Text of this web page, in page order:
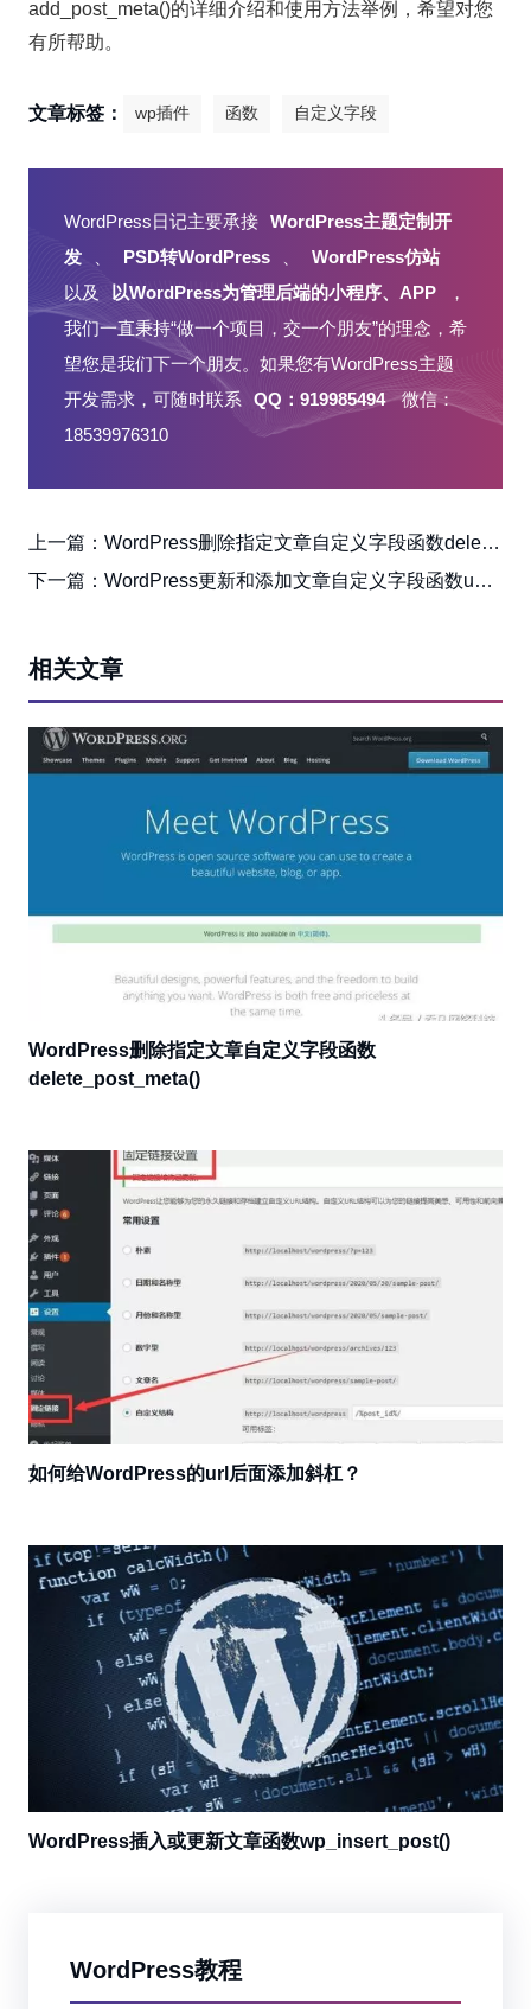
add_post_meta()的详细介绍和使用方法举例，希望对您
有所帮助。
文章标签： wp插件 函数 自定义字段
WordPress日记主要承接 WordPress主题定制开
发
PSD转WordPress
WordPress仿站
以及
以WordPress为管理后端的小程序、APP
，
我们一直秉持“做一个项目，交一个朋友”的理念，希
望您是我们下一个朋友。如果您有WordPress主题
开发需求，可随时联系
QQ：919985494 微信：
18539976310
上一篇： WordPress删除指定文章自定义字段函数delete_post_meta()
下一篇： WordPress更新和添加文章自定义字段函数update_post_meta()
相关文章
WordPress删除指定文章自定义字段函数
delete_post_meta()
如何给WordPress的url后面添加斜杠？
WordPress插入或更新文章函数wp_insert_post()
WordPress教程